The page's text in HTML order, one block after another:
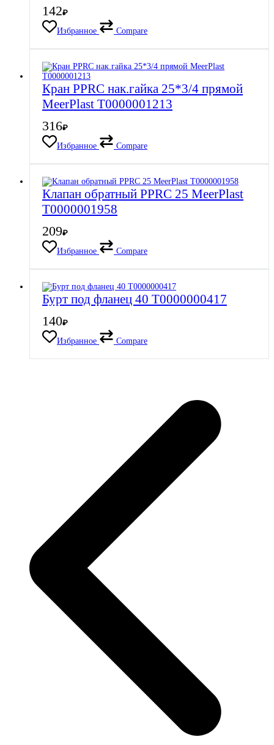
142₽
Избранное
Compare
Кран PPRC нак.гайка 25*3/4 прямой
MeerPlast Т0000001213
316₽
Избранное
Compare
Клапан обратный PPRC 25 MeerPlast
Т0000001958
209₽
Избранное
Compare
Бурт под фланец 40 Т0000000417
140₽
Избранное
Compare